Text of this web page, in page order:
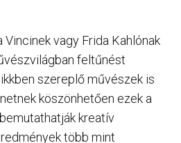
vagy Frida Kahlónak
feltűnést
szereplő művészek is
köszönhetően ezek a
kreatív
több mint